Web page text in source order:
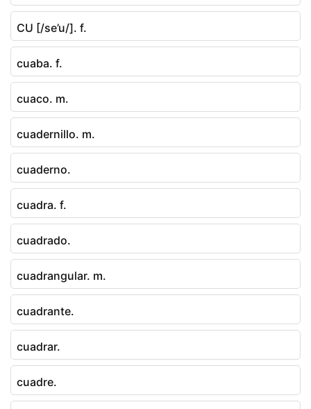
CU [/se’u/]. f.
cuaba. f.
cuaco. m.
cuadernillo. m.
cuaderno.
cuadra. f.
cuadrado.
cuadrangular. m.
cuadrante.
cuadrar.
cuadre.